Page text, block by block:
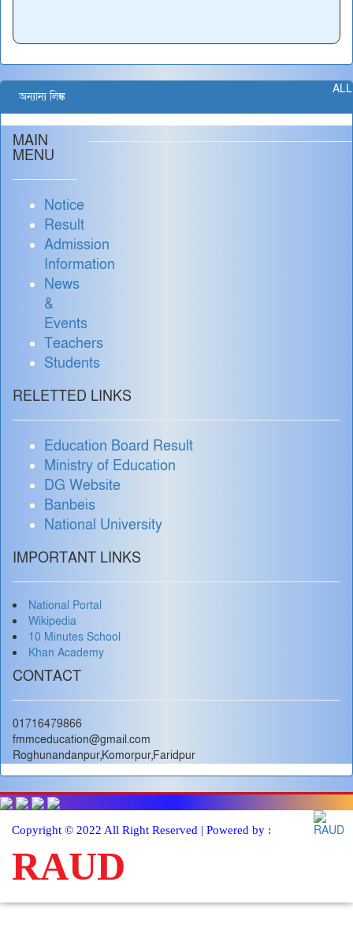
ALL
অন্যান্য লিঙ্ক
MAIN
MENU
Notice
Result
Admission
Information
News
&
Events
Teachers
Students
RELETTED LINKS
Education Board Result
Ministry of Education
DG Website
Banbeis
National University
IMPORTANT LINKS
National Portal
Wikipedia
10 Minutes School
Khan Academy
CONTACT
01716479866
fmmceducation@gmail.com
Roghunandanpur,Komorpur,Faridpur
Copyright © 2022 All Right Reserved | Powered by :
RAUD